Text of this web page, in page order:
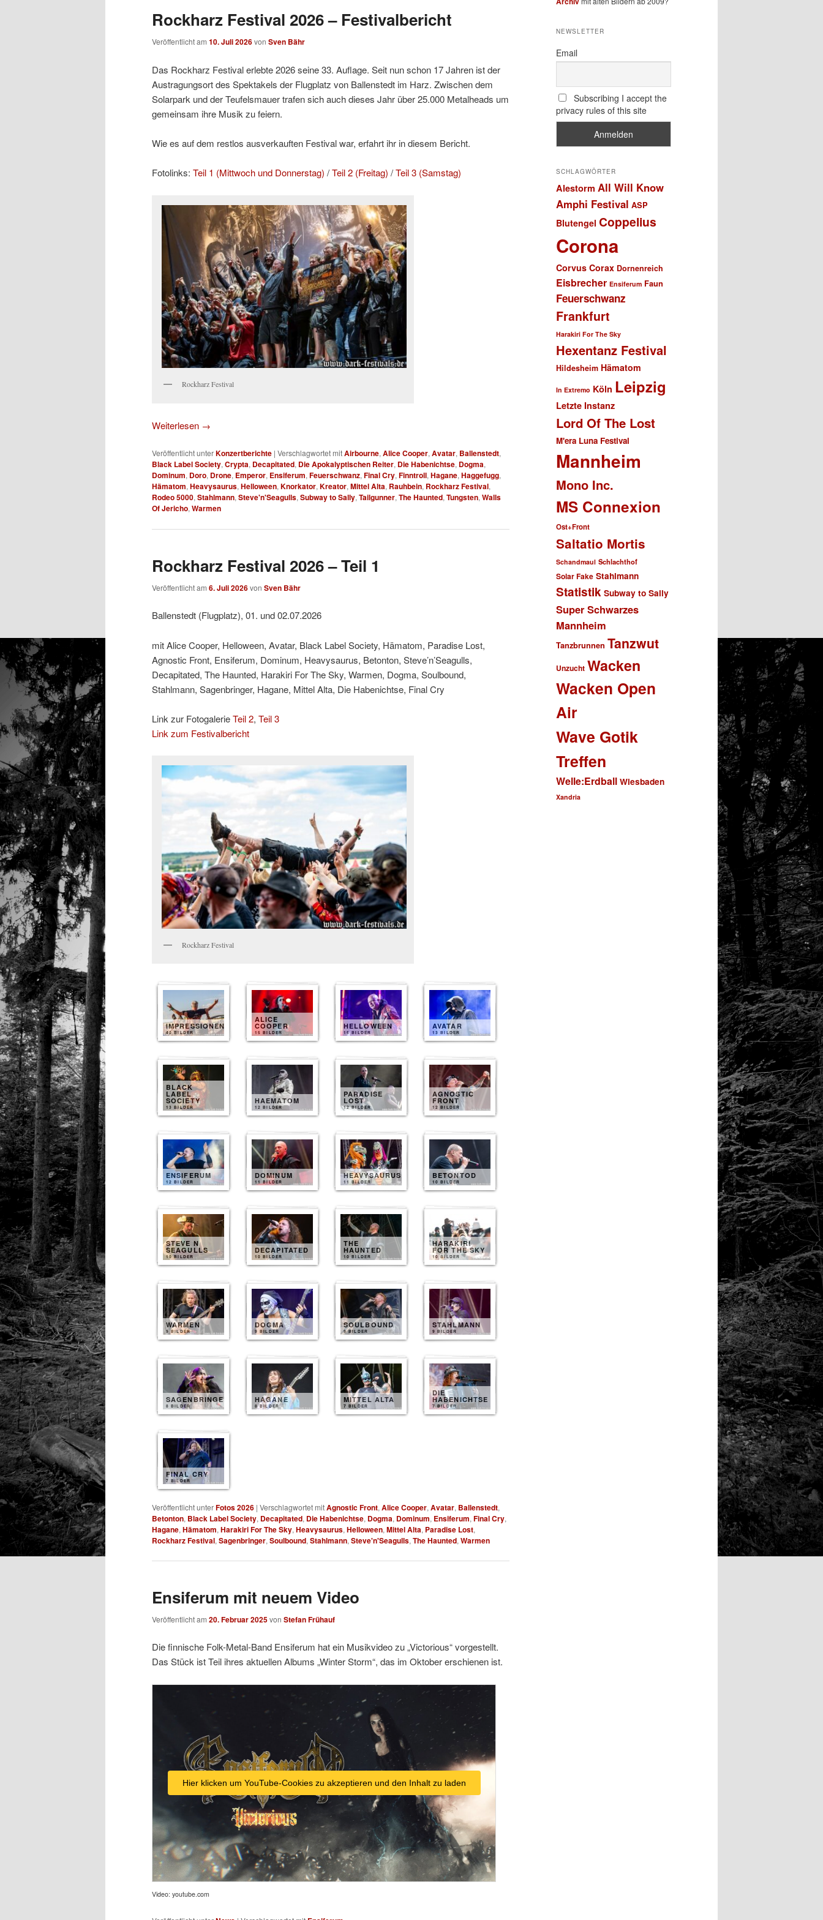
Rockharz Festival 2026 – Festivalbericht
Veröffentlicht am 10. Juli 2026von Sven Bähr
Das Rockharz Festival erlebte 2026 seine 33. Auflage. Seit nun schon 17 Jahren ist der
Austragungsort des Spektakels der Flugplatz von Ballenstedt im Harz. Zwischen dem
Solarpark und der Teufelsmauer trafen sich auch dieses Jahr über 25.000 Metalheads um
gemeinsam ihre Musik zu feiern.
Wie es auf dem restlos ausverkauften Festival war, erfahrt ihr in diesem Bericht.
Fotolinks: Teil 1 (Mittwoch und Donnerstag) /Teil 2 (Freitag) /Teil 3 (Samstag)
Rockharz Festival
Weiterlesen →
Veröffentlicht unterKonzertberichte | Verschlagwortet mitAirbourne, Alice Cooper, Avatar, Ballenstedt,
Black Label Society, Crypta, Decapitated, Die Apokalyptischen Reiter, Die Habenichtse, Dogma,
Dominum, Doro, Drone, Emperor, Ensiferum, Feuerschwanz, Final Cry, Finntroll, Hagane, Haggefugg,
Hämatom, Heavysaurus, Helloween, Knorkator, Kreator, Mittel Alta, Rauhbein, Rockharz Festival,
Rodeo 5000, Stahlmann, Steve'n'Seagulls, Subway to Sally, Tailgunner, The Haunted, Tungsten, Walls
Of Jericho, Warmen
Rockharz Festival 2026 – Teil 1
Veröffentlicht am 6. Juli 2026von Sven Bähr
Ballenstedt (Flugplatz), 01. und 02.07.2026
mit Alice Cooper, Helloween, Avatar, Black Label Society, Hämatom, Paradise Lost,
Agnostic Front, Ensiferum, Dominum, Heavysaurus, Betonton, Steve’n’Seagulls,
Decapitated, The Haunted, Harakiri For The Sky, Warmen, Dogma, Soulbound,
Stahlmann, Sagenbringer, Hagane, Mittel Alta, Die Habenichtse, Final Cry
Link zur FotogalerieTeil 2, Teil 3
Link zum Festivalbericht
Rockharz Festival
IMPRESSIONEN
40 BILDER
ALICE
COOPER
15 BILDER
HELLOWEEN
15 BILDER
AVATAR
13 BILDER
BLACK
LABEL
SOCIETY
13 BILDER
HAEMATOM
12 BILDER
PARADISE
LOST
12 BILDER
AGNOSTIC
FRONT
12 BILDER
ENSIFERUM
12 BILDER
DOMINUM
11 BILDER
HEAVYSAURUS
11 BILDER
BETONTOD
10 BILDER
STEVE N
SEAGULLS
10 BILDER
DECAPITATED
10 BILDER
THE
HAUNTED
10 BILDER
HARAKIRI
FOR THE SKY
10 BILDER
WARMEN
9 BILDER
DOGMA
9 BILDER
SOULBOUND
9 BILDER
STAHLMANN
9 BILDER
SAGENBRINGER
8 BILDER
HAGANE
8 BILDER
MITTEL ALTA
7 BILDER
DIE
HABENICHTSE
7 BILDER
FINAL CRY
7 BILDER
Veröffentlicht unterFotos 2026 | Verschlagwortet mitAgnostic Front, Alice Cooper, Avatar, Ballenstedt,
Betonton, Black Label Society, Decapitated, Die Habenichtse, Dogma, Dominum, Ensiferum, Final Cry,
Hagane, Hämatom, Harakiri For The Sky, Heavysaurus, Helloween, Mittel Alta, Paradise Lost,
Rockharz Festival, Sagenbringer, Soulbound, Stahlmann, Steve'n'Seagulls, The Haunted, Warmen
Ensiferum mit neuem Video
Veröffentlicht am 20. Februar 2025von Stefan Frühauf
Die finnische Folk-Metal-Band Ensiferum hat ein Musikvideo zu „Victorious“ vorgestellt.
Das Stück ist Teil ihres aktuellen Albums „Winter Storm“, das im Oktober erschienen ist.
Hier klicken um YouTube-Cookies zu akzeptieren und den Inhalt zu laden
Video: youtube.com
NEWSLETTER
Email
Subscribing I accept the
privacy rules of this site
SCHLAGWÖRTER
Alestorm All Will Know
Amphi Festival ASP
Blutengel Coppelius
Corona
Corvus Corax Dornenreich
Eisbrecher Ensiferum Faun
Feuerschwanz
Frankfurt
Harakiri For The Sky
Hexentanz Festival
Hildesheim Hämatom
In Extremo Köln Leipzig
Letzte Instanz
Lord Of The Lost
M'era Luna Festival
Mannheim
Mono Inc.
MS Connexion
Ost+Front
Saltatio Mortis
Schandmaul Schlachthof
Solar Fake Stahlmann
Statistik Subway to Sally
Super Schwarzes
Mannheim
Tanzbrunnen Tanzwut
Unzucht Wacken
Wacken Open
Air
Wave Gotik
Treffen
Welle:Erdball Wiesbaden
Xandria